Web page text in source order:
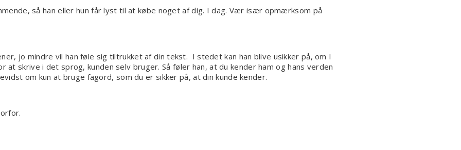
så han eller hun får lyst til at købe noget af dig. I dag. Vær især opmærksom på
jo mindre vil han føle sig tiltrukket af din tekst. I stedet kan han blive usikker på, om I
skrive i det sprog, kunden selv bruger. Så føler han, at du kender ham og hans verden
om kun at bruge fagord, som du er sikker på, at din kunde kender.